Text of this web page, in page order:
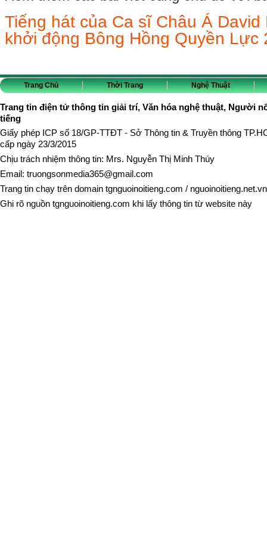
Tiếng hát của Ca sĩ Châu Á
khởi động Bông Hồng Quyền Lực
Trang Chủ Thời Trang Nghệ Thuật
Trang tin điện tử thông tin giải trí, Văn hóa nghệ thuật, Người
tiếng
Giấy phép ICP số 18/GP-TTĐT - Sở Thông tin & Truyền thông
cấp ngày 23/3/2015
Chịu trách nhiệm thông tin: Mrs. Nguyễn Thị Minh Thúy
Email: truongsonmedia365@gmail.com
Trang tin chạy trên domain tgnguoinoitieng.com / nguoinoitieng.net.vn
Ghi rõ nguồn tgnguoinoitieng.com khi lấy thông tin từ website này